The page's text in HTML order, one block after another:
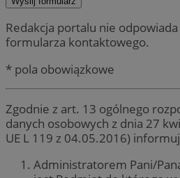
Redakcja portalu nie
formularza kontaktowego.
* pola obowiązkowe
Zgodnie z art. 13 ogólnego
danych osobowych z dnia 27
UE L 119 z 04.05.2016)
Administratorem Pani/